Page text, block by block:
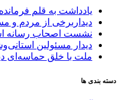
یادداشت به قلم
دیداربرخی از مردم و
نشست اصحاب رسانه
دیدار مسئولین
ملت با خلق حماسه‌ای
دسته بندی ها